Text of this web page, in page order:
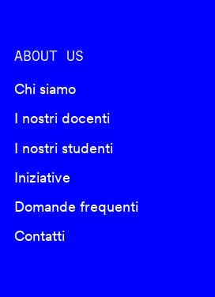
ABOUT US
Chi siamo
I nostri docenti
I nostri studenti
Iniziative
Domande frequenti
Contatti